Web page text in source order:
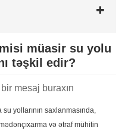
müasir su yolu
təşkil edir?
mesaj buraxın
yollarının saxlanmasında,
və ətraf mühitin